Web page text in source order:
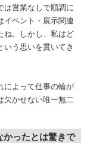
は営業なしで順調に
イベント・展示関連
ね。しかし、私はど
いう思いを貫いてき
によって仕事の輪が
欠かせない唯一無二
ったとは驚きで